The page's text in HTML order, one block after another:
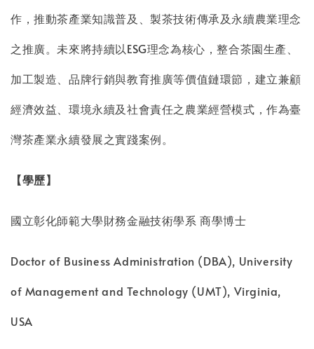
作，推動茶產業知識普及、製茶技術傳承及永續農業理念
之推廣。未來將持續以ESG理念為核心，整合茶園生產、
加工製造、品牌行銷與教育推廣等價值鏈環節，建立兼顧
經濟效益、環境永續及社會責任之農業經營模式，作為臺
灣茶產業永續發展之實踐案例。
【學歷】
國立彰化師範大學財務金融技術學系 商學博士
Doctor of Business Administration (DBA), University
of Management and Technology (UMT), Virginia,
USA